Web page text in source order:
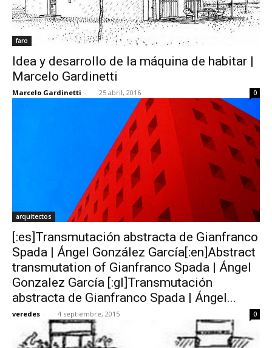
faro
Idea y desarrollo de la máquina de habitar |
Marcelo Gardinetti
Marcelo Gardinetti - 25 abril, 2016 0
arquitectos
[:es]Transmutación abstracta de Gianfranco
Spada | Ángel González García[:en]Abstract
transmutation of Gianfranco Spada | Ángel
Gonzalez García [:gl]Transmutación
abstracta de Gianfranco Spada | Ángel...
veredes - 4 septiembre, 2015 0